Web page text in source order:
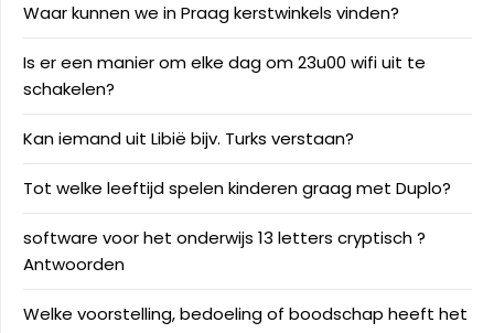
Waar kunnen we in Praag kerstwinkels vinden?
Is er een manier om elke dag om 23u00 wifi uit te
schakelen?
Kan iemand uit Libië bijv. Turks verstaan?
Tot welke leeftijd spelen kinderen graag met Duplo?
software voor het onderwijs 13 letters cryptisch ?
Antwoorden
Welke voorstelling, bedoeling of boodschap heeft het